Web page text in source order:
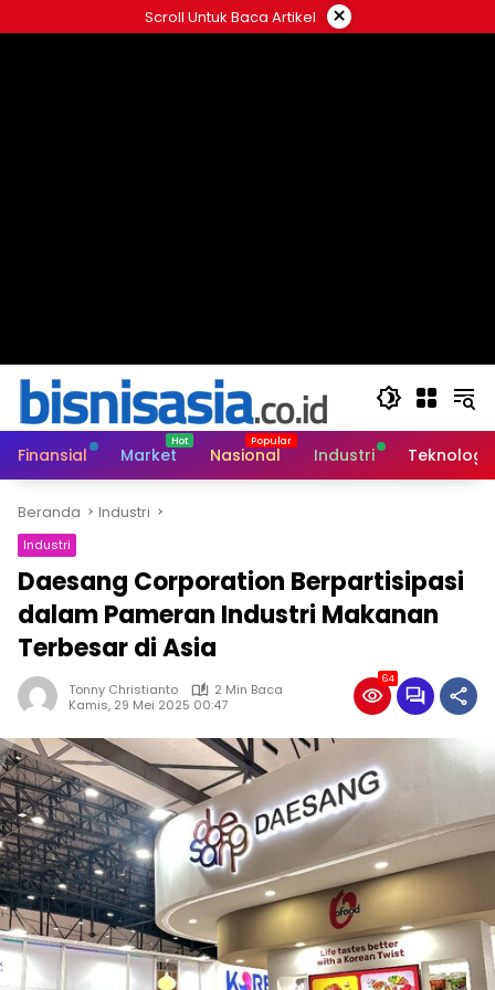
ke
Scroll Untuk Baca Artikel ×
Finansial Market Nasional Industri Teknologi
Beranda Industri
Industri
Daesang Corporation Berpartisipasi
dalam Pameran Industri Makanan
Terbesar di Asia
Tonny Christianto
2 Min Baca
Kamis, 29 Mei 2025 00:47
64